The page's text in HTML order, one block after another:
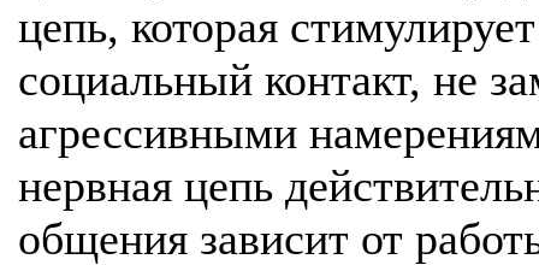
цепь, которая
социальный контакт, не
агрессивными
нервная цепь
общения зависит от